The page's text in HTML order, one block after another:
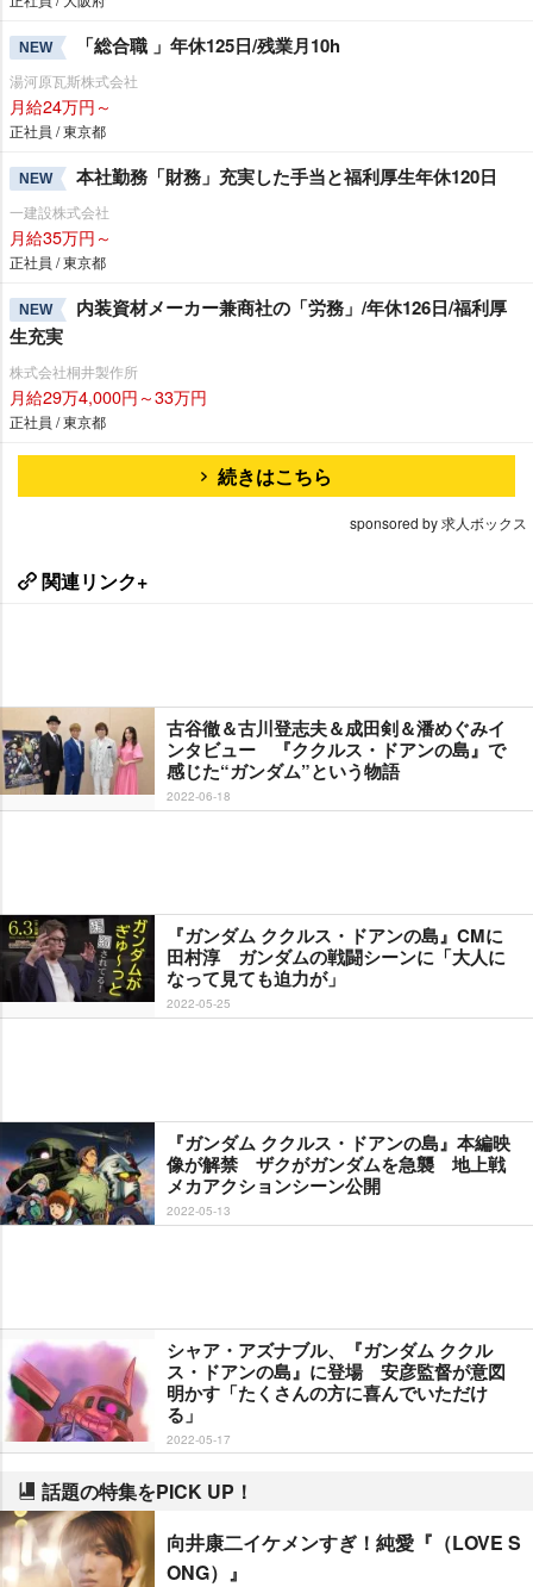
NEW 「総合職 」年休125日/残業月10h
湯河原瓦斯株式会社
月給24万円～
正社員 / 東京都
NEW 本社勤務「財務」充実した手当と福利厚生年休120日
一建設株式会社
月給35万円～
正社員 / 東京都
NEW
内装資材メーカー兼商社の「労務」/年休126日/福利厚
生充実
株式会社桐井製作所
月給29万4,000円～33万円
正社員 / 東京都
続きはこちら
sponsored by 求人ボックス
関連リンク+
古谷徹＆古川登志夫＆成田剣＆潘めぐみイ
ンタビュー 『ククルス・ドアンの島』で
感じた“ガンダム”という物語
2022-06-18
『ガンダム ククルス・ドアンの島』CMに
田村淳 ガンダムの戦闘シーンに「大人に
なって見ても迫力が」
2022-05-25
『ガンダム ククルス・ドアンの島』本編映
像が解禁 ザクがガンダムを急襲 地上戦
メカアクションシーン公開
2022-05-13
シャア・アズナブル、『ガンダム ククル
ス・ドアンの島』に登場 安彦監督が意図
明かす「たくさんの方に喜んでいただけ
る」
2022-05-17
話題の特集をPICK UP！
向井康二イケメンすぎ！純愛『（LOVE S
ONG）』